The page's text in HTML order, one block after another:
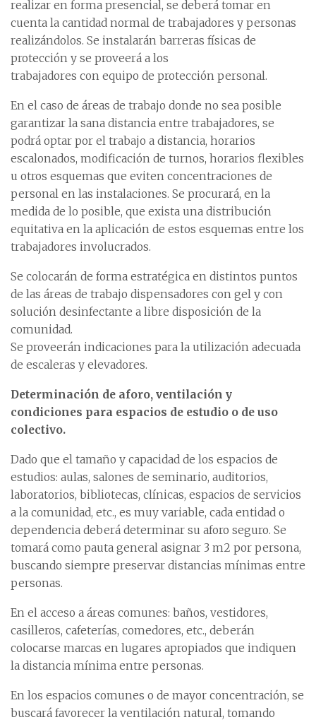
realizar en forma presencial, se deberá tomar en
cuenta la cantidad normal de trabajadores y personas
realizándolos. Se instalarán barreras físicas de
protección y se proveerá a los
trabajadores con equipo de protección personal.
En el caso de áreas de trabajo donde no sea posible
garantizar la sana distancia entre trabajadores, se
podrá optar por el trabajo a distancia, horarios
escalonados, modificación de turnos, horarios flexibles
u otros esquemas que eviten concentraciones de
personal en las instalaciones. Se procurará, en la
medida de lo posible, que exista una distribución
equitativa en la aplicación de estos esquemas entre los
trabajadores involucrados.
Se colocarán de forma estratégica en distintos puntos
de las áreas de trabajo dispensadores con gel y con
solución desinfectante a libre disposición de la
comunidad.
Se proveerán indicaciones para la utilización adecuada
de escaleras y elevadores.
Determinación de aforo, ventilación y
condiciones para espacios de estudio o de uso
colectivo.
Dado que el tamaño y capacidad de los espacios de
estudios: aulas, salones de seminario, auditorios,
laboratorios, bibliotecas, clínicas, espacios de servicios
a la comunidad, etc., es muy variable, cada entidad o
dependencia deberá determinar su aforo seguro. Se
tomará como pauta general asignar 3 m2 por persona,
buscando siempre preservar distancias mínimas entre
personas.
En el acceso a áreas comunes: baños, vestidores,
casilleros, cafeterías, comedores, etc., deberán
colocarse marcas en lugares apropiados que indiquen
la distancia mínima entre personas.
En los espacios comunes o de mayor concentración, se
buscará favorecer la ventilación natural, tomando